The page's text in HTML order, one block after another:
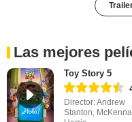
Las mejores
Toy Story 5
Director: Andrew
Stanton, McKenna